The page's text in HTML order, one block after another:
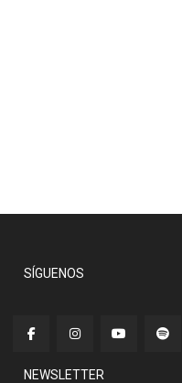
SÍGUENOS
NEWSLETTER